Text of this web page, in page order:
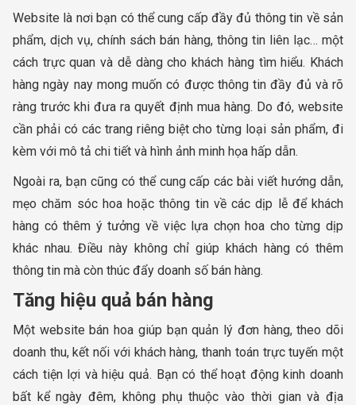
Website là nơi bạn có thể cung cấp đầy đủ thông tin về sản
phẩm, dịch vụ, chính sách bán hàng, thông tin liên lạc… một
cách trực quan và dễ dàng cho khách hàng tìm hiểu. Khách
hàng ngày nay mong muốn có được thông tin đầy đủ và rõ
ràng trước khi đưa ra quyết định mua hàng. Do đó, website
cần phải có các trang riêng biệt cho từng loại sản phẩm, đi
kèm với mô tả chi tiết và hình ảnh minh họa hấp dẫn.
Ngoài ra, bạn cũng có thể cung cấp các bài viết hướng dẫn,
mẹo chăm sóc hoa hoặc thông tin về các dịp lễ để khách
hàng có thêm ý tưởng về việc lựa chọn hoa cho từng dịp
khác nhau. Điều này không chỉ giúp khách hàng có thêm
thông tin mà còn thúc đẩy doanh số bán hàng.
Tăng hiệu quả bán hàng
Một website bán hoa giúp bạn quản lý đơn hàng, theo dõi
doanh thu, kết nối với khách hàng, thanh toán trực tuyến một
cách tiện lợi và hiệu quả. Bạn có thể hoạt động kinh doanh
bất kể ngày đêm, không phụ thuộc vào thời gian và địa